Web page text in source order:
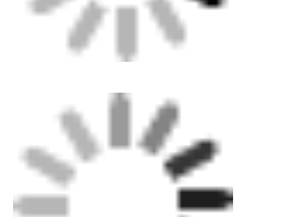
Elektrofusiewerktuigen
Achterstel Fusion Accessoires
Handmatige extrudermachine
Machines voor het lassen met een CNC-systeem